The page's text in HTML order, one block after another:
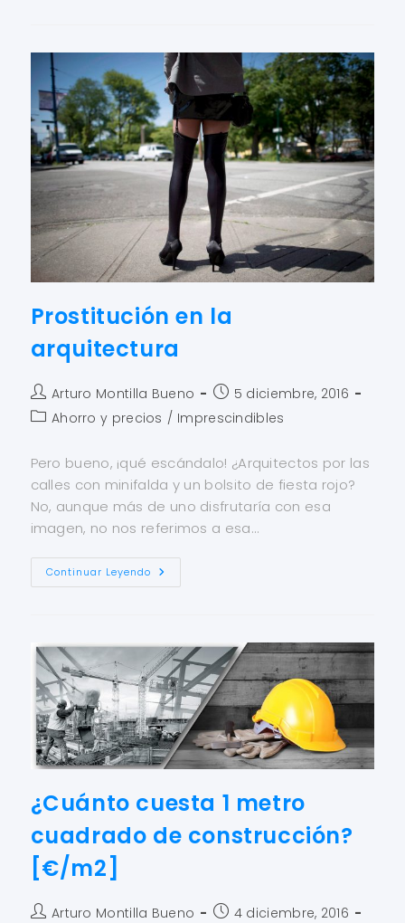
Prostitución en la
arquitectura
Arturo Montilla Bueno
5 diciembre, 2016
Ahorro y precios / Imprescindibles
Pero bueno, ¡qué escándalo! ¿Arquitectos por las
calles con minifalda y un bolsito de fiesta rojo?
No, aunque más de uno disfrutaría con esa
imagen, no nos referimos a esa…
Continuar Leyendo
¿Cuánto cuesta 1 metro
cuadrado de construcción?
[€/m2]
Arturo Montilla Bueno
4 diciembre, 2016